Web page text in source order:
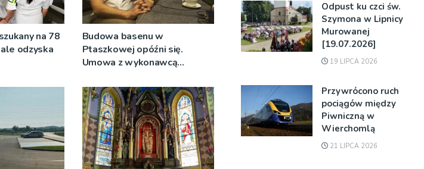
na 78
odzyska
Budowa basenu w
Ptaszkowej opóźni się.
Umowa z wykonawcą
zostanie podpisana
Odpust ku czci św.
Szymona w Lipnicy
Murowanej
[19.07.2026]
19 LIPCA 2026
Przywrócono ruch
pociągów między
Piwniczną w
Wierchomlą
21 LIPCA 2026